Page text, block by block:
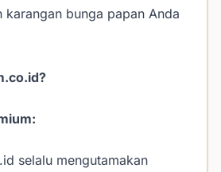
karangan bunga papan Anda
selalu mengutamakan